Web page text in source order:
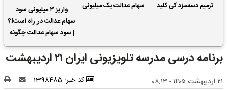
ترمیم دستمزد کی کلید
سهام عدالت یک میلیونی
واریز ۳ میلیونی سود
سهام عدالت در راه است!؟
| سود سهام عدالت چگونه
محاسبه می شود؟
برنامه درسی مدرسه‌‌ تلویزیونی‌ ایران ۲۱ اردیبهشت
۲۱ اردیبهشت ۱۴۰۵ - ۰۸:۱۳ کد خبر: 1398485